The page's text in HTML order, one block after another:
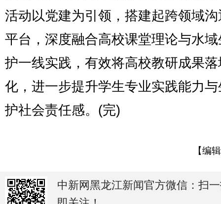
活动以党建为引领，搭建起跨领域
平台，深度融合高校课堂理论与水
护一线实践，有效将高校教研成果
化，进一步提升学生专业实践能力
护社会责任感。(完)
【编
中新网黑龙江新闻官方微信：扫